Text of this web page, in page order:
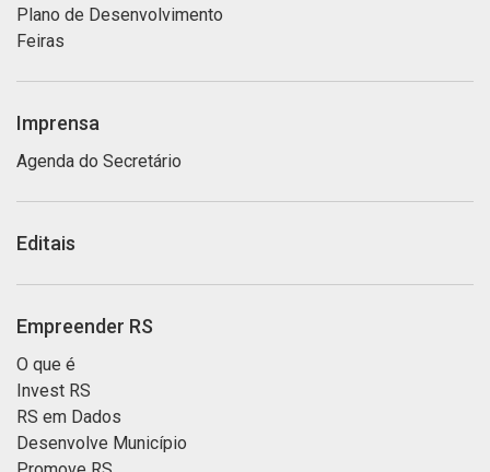
Plano de Desenvolvimento
Feiras
Imprensa
Agenda do Secretário
Editais
Empreender RS
O que é
Invest RS
RS em Dados
Desenvolve Município